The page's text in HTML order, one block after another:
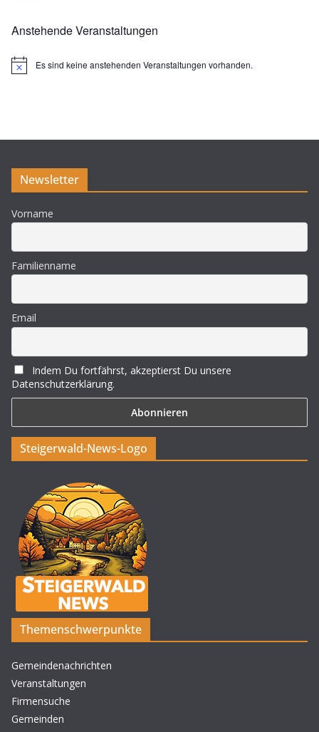
Anstehende Veranstaltungen
H
s
Es sind keine anstehenden Veranstaltungen vorhanden.
Newsletter
Vorname
Familienname
Email
Indem Du fortfährst, akzeptierst Du unsere
Datenschutzerklärung.
Steigerwald-News-Logo
Themenschwerpunkte
Gemeindenachrichten
Veranstaltungen
Firmensuche
Gemeinden